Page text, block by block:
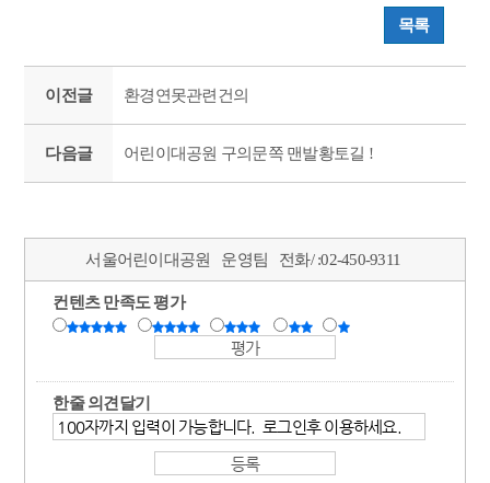
목록
이전글 환경연못관련건의
다음글 어린이대공원 구의문쪽 맨발황토길 !
서울어린이대공원 운영팀 전화/ :02-450-9311
컨텐츠 만족도 평가
한줄 의견달기